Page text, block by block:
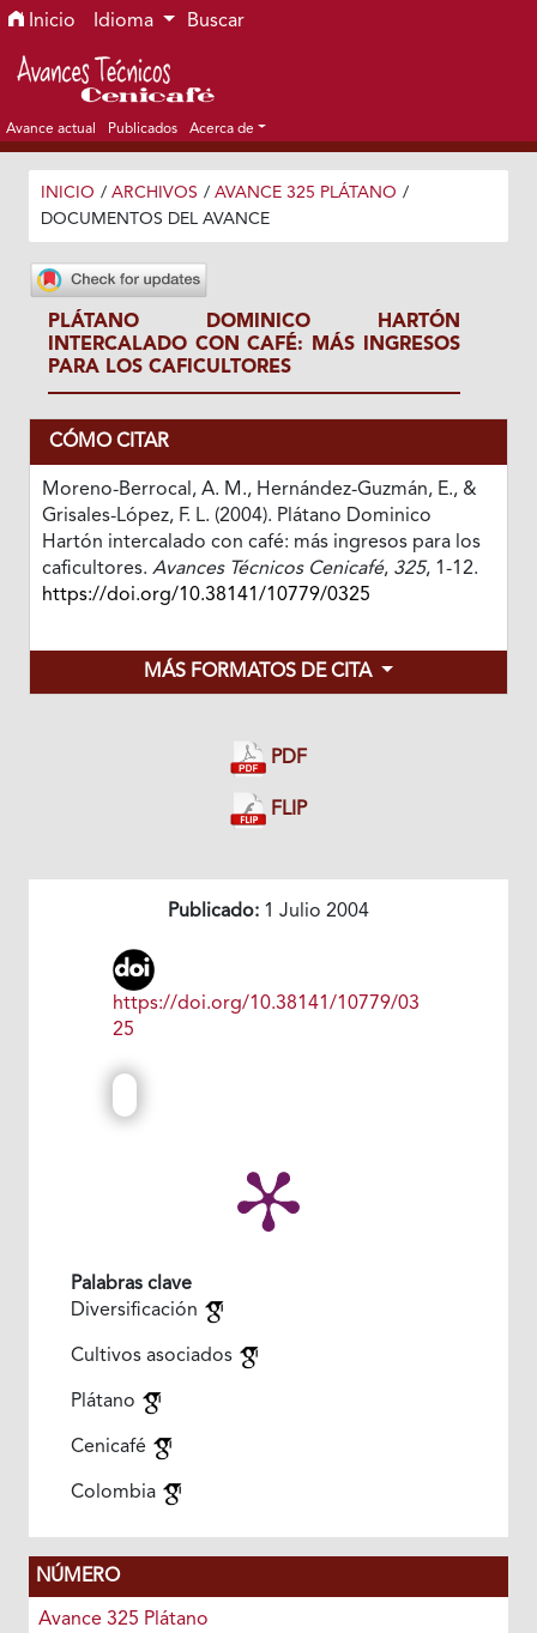
Ir al menú de navegación principal
Ir al contenido principal
Ir al pie de página del sitio
Inicio Idioma Buscar
Avance actual Publicados Acerca de
INICIO / ARCHIVOS / AVANCE 325 PLÁTANO /
DOCUMENTOS DEL AVANCE
PLÁTANO DOMINICO HARTÓN
INTERCALADO CON CAFÉ: MÁS INGRESOS
PARA LOS CAFICULTORES
CÓMO CITAR
Moreno-Berrocal, A. M., Hernández-Guzmán, E., &
Grisales-López, F. L. (2004). Plátano Dominico
Hartón intercalado con café: más ingresos para los
caficultores. Avances Técnicos Cenicafé, 325, 1-12.
https://doi.org/10.38141/10779/0325
MÁS FORMATOS DE CITA
PDF
FLIP
Publicado: 1 Julio 2004
https://doi.org/10.38141/10779/03
25
Palabras clave
Diversificación
Cultivos asociados
Plátano
Cenicafé
Colombia
NÚMERO
Avance 325 Plátano